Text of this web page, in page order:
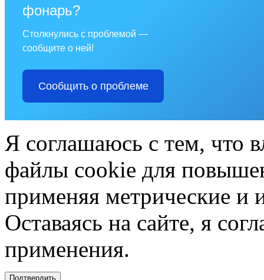
фонарь?
Столкнулись с проблемой —
сообщите о ней!
Сообщить о проблеме
Я соглашаюсь с тем, что
файлы cookie для
применяя метрические и
Оставаясь на сайте, я
применения.
Подтвердить